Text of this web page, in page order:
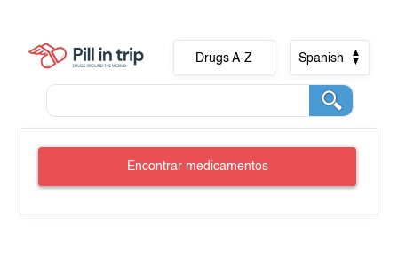
Drugs A-Z Spanish
Encontrar medicamentos